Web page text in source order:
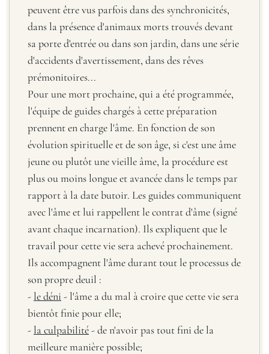
peuvent être vus parfois dans des synchronicités,
dans la présence d'animaux morts trouvés devant
sa porte d'entrée ou dans son jardin, dans une série
d'accidents d'avertissement, dans des rêves
prémonitoires...
Pour une mort prochaine, qui a été programmée,
l'équipe de guides chargés à cette préparation
prennent en charge l'âme. En fonction de son
évolution spirituelle et de son âge, si c'est une âme
jeune ou plutôt une vieille âme, la procédure est
plus ou moins longue et avancée dans le temps par
rapport à la date butoir. Les guides communiquent
avec l'âme et lui rappellent le contrat d'âme (signé
avant chaque incarnation). Ils expliquent que le
travail pour cette vie sera achevé prochainement.
Ils accompagnent l'âme durant tout le processus de
son propre deuil :
-le déni - l'âme a du mal à croire que cette vie sera
bientôt finie pour elle;
-la culpabilité- de n'avoir pas tout fini de la
meilleure manière possible;